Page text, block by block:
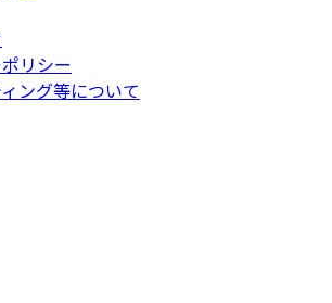
リシー
ング等について